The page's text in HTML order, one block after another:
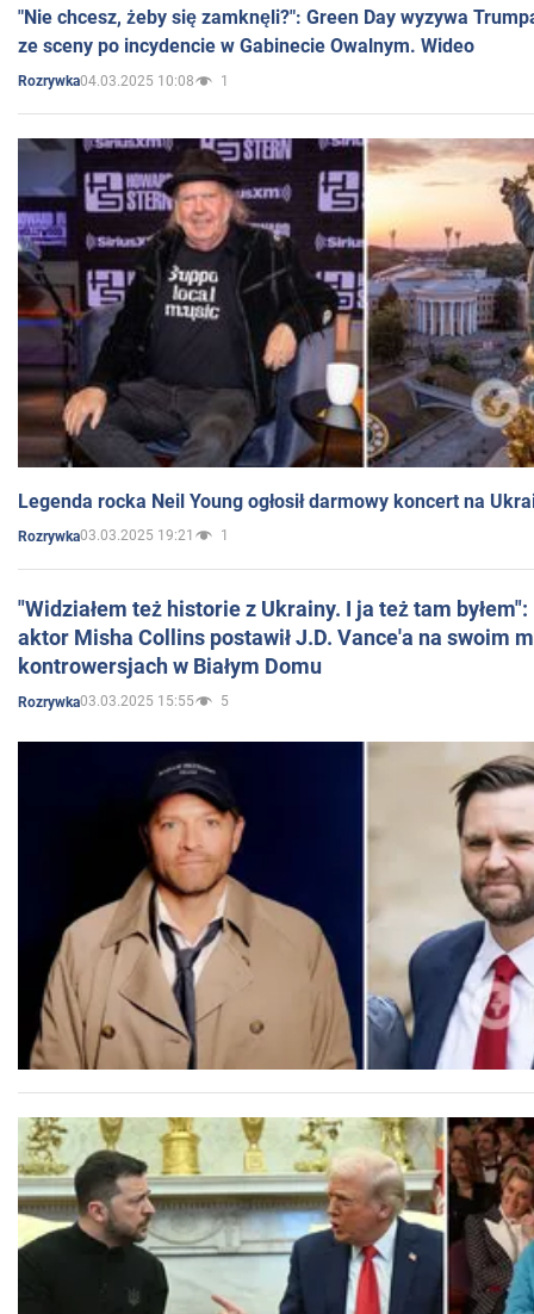
"Nie chcesz, żeby się zamknęli?": Green Day wyzywa
ze sceny po incydencie w Gabinecie Owalnym. Wideo
Rozrywka04.03.2025 10:08 1
Legenda rocka Neil Young ogłosił darmowy koncert na
Rozrywka03.03.2025 19:21 1
"Widziałem też historie z Ukrainy. I ja też tam
aktor Misha Collins postawił J.D. Vance'a na swoim
kontrowersjach w Białym Domu
Rozrywka03.03.2025 15:55 5